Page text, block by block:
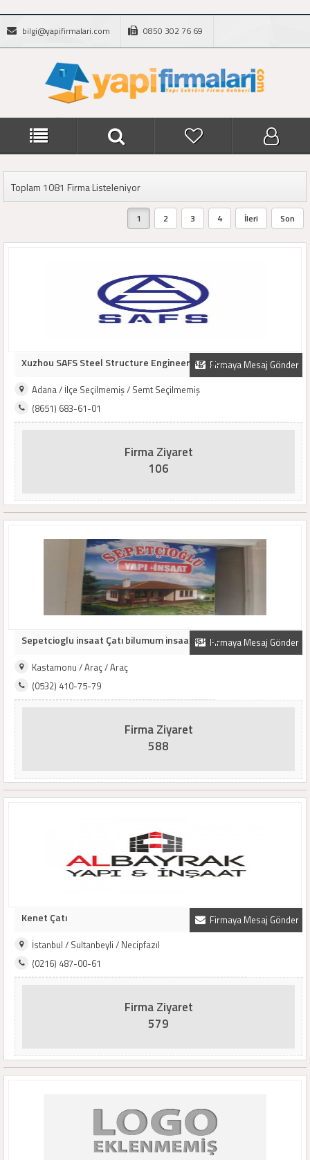
bilgi@yapifirmalari.com 0850 302 76 69
Toplam 1081 Firma Listeleniyor
1 2 3 4 İleri Son
Firmaya Mesaj Gönder
Xuzhou SAFS Steel Structure Engineering Co., ..
Adana / İlçe Seçilmemiş / Semt Seçilmemiş
(8651) 683-61-01
Firma Ziyaret
106
Firmaya Mesaj Gönder
Sepetcioglu insaat Çatı bilumum insaat işleri..
Kastamonu / Araç / Araç
(0532) 410-75-79
Firma Ziyaret
588
Firmaya Mesaj Gönder
Kenet Çatı
İstanbul / Sultanbeyli / Necipfazıl
(0216) 487-00-61
Firma Ziyaret
579